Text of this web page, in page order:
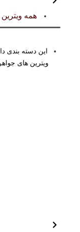
همه
این دسته بندی
ویترین های